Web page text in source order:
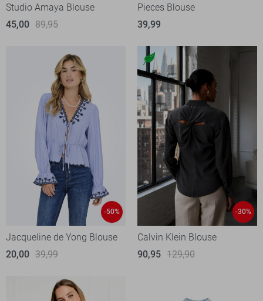
Studio Amaya Blouse
45,00 89,95
Pieces Blouse
39,99
-50%
Jacqueline de Yong Blouse
20,00 39,99
-30%
Calvin Klein Blouse
90,95 129,90